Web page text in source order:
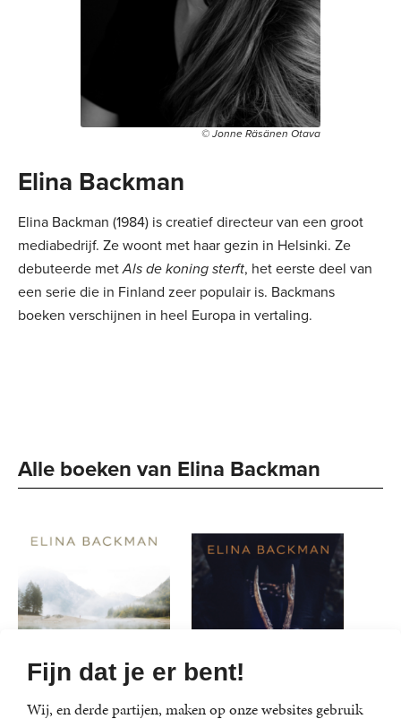
Fijn dat je er bent!
Wij, en derde partijen, maken op onze websites gebruik
© Jonne Räsänen Otava
Elina Backman
Elina Backman (1984) is creatief directeur van een groot
mediabedrijf. Ze woont met haar gezin in Helsinki. Ze
debuteerde metAls de koning sterft, het eerste deel van
een serie die in Finland zeer populair is. Backmans
boeken verschijnen in heel Europa in vertaling.
Alle boeken van Elina Backman